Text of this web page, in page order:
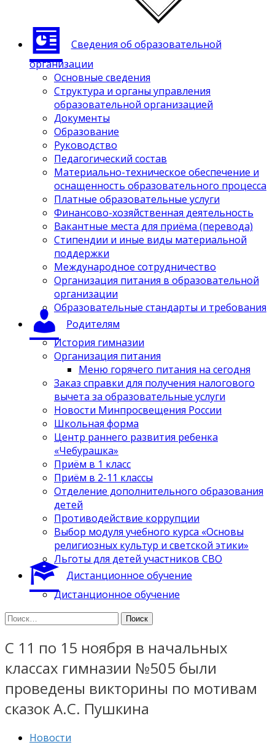
Сведения об образовательной
организации
Основные сведения
Структура и органы управления
образовательной организацией
Документы
Образование
Руководство
Педагогический состав
Материально-техническое обеспечение и
оснащенность образовательного процесса
Платные образовательные услуги
Финансово-хозяйственная деятельность
Вакантные места для приёма (перевода)
Стипендии и иные виды материальной
поддержки
Международное сотрудничество
Организация питания в образовательной
организации
Образовательные стандарты и требования
Родителям
История гимназии
Организация питания
Меню горячего питания на сегодня
Заказ справки для получения налогового
вычета за образовательные услуги
Новости Минпросвещения России
Школьная форма
Центр раннего развития ребенка
«Чебурашка»
Приём в 1 класс
Приём в 2-11 классы
Отделение дополнительного образования
детей
Противодействие коррупции
Выбор модуля учебного курса «Основы
религиозных культур и светской этики»
Льготы для детей участников СВО
Дистанционное обучение
Дистанционное обучение
Найти:
С 11 по 15 ноября в начальных
классах гимназии №505 были
проведены викторины по мотивам
сказок А.С. Пушкина
Новости